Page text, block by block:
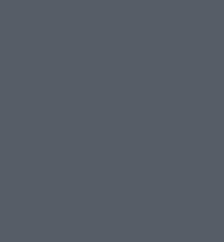
της
ώσμωση
διεθνώς»
αίθουσα χορού
για την